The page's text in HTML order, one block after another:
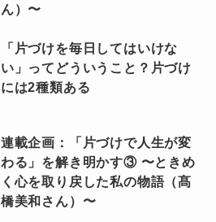
ん）〜
「片づけを毎日してはいけな
い」ってどういうこと？片づけ
には2種類ある
連載企画：「片づけで人生が変
わる」を解き明かす③ 〜ときめ
く心を取り戻した私の物語（髙
橋美和さん）〜